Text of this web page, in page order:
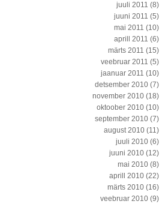
juuli 2011 (8)
juuni 2011 (5)
mai 2011 (10)
aprill 2011 (6)
märts 2011 (15)
veebruar 2011 (5)
jaanuar 2011 (10)
detsember 2010 (7)
november 2010 (18)
oktoober 2010 (10)
september 2010 (7)
august 2010 (11)
juuli 2010 (6)
juuni 2010 (12)
mai 2010 (8)
aprill 2010 (22)
märts 2010 (16)
veebruar 2010 (9)